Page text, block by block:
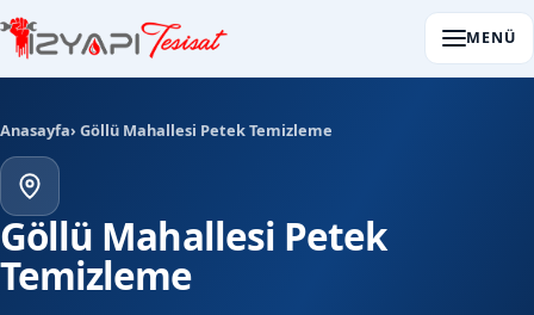
MENÜ
Anasayfa› Göllü Mahallesi Petek Temizleme
Göllü Mahallesi Petek
Temizleme